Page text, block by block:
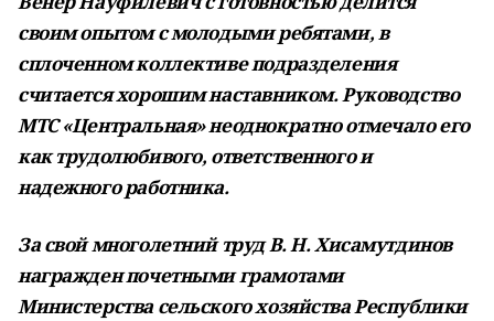
своим опытом с молодыми ребятами, в
сплоченном коллективе подразделения
считается хорошим наставником. Руководство
МТС «Центральная» неоднократно отмечало его
как трудолюбивого, ответственного и
надежного работника.
За свой многолетний труд В. Н. Хисамутдинов
награжден почетными грамотами
Министерства сельского хозяйства Республики